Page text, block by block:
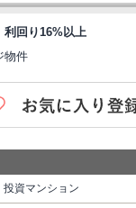
利回り16%以上
物件
投資マンション